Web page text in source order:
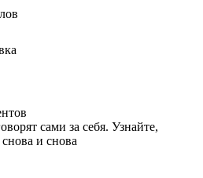
сами за себя. Узнайте,
и снова